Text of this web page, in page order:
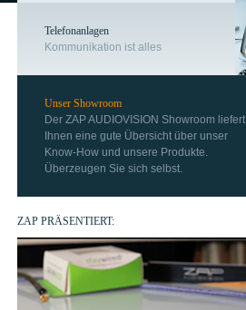
Telefon­anlagen
Kommunikation ist alles
Unser Showroom
Der ZAP AUDIOVISION Showroom liefert
Ihnen eine gute Übersicht über unser
Know-How und unsere Produkte.
Überzeugen Sie sich selbst.
ZAP PRÄSENTIERT: